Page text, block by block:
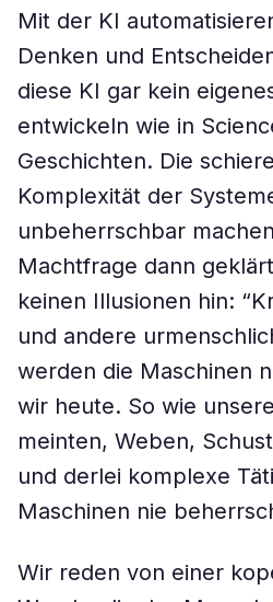
Mit der KI
Denken und
diese KI gar kein
entwickeln wie in
Geschichten. Die
Komplexität der
unbeherrschbar
Machtfrage dann
keinen Illusionen hin:
und andere
werden die Maschinen
wir heute. So wie
meinten, Weben,
und derlei komplexe
Maschinen nie
Wir reden von einer